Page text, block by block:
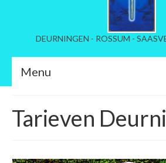
DEURNINGEN - ROSSUM -
Menu
Kerkelijke instellinmg
Tarieven